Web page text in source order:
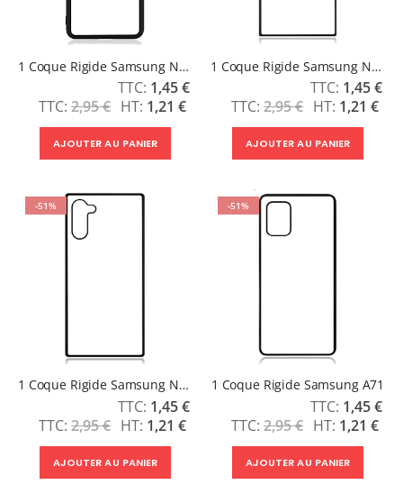
1 Coque Rigide Samsung Note 20
2,95 €
Prix
Spécial
1,45 €
1,21 €
AJOUTER AU PANIER
1 Coque Rigide Samsung Note 10 Plus
2,95 €
Prix
Spécial
1,45 €
1,21 €
AJOUTER AU PANIER
-51%
1 Coque Rigide Samsung Note 10
2,95 €
Prix
Spécial
1,45 €
1,21 €
AJOUTER AU PANIER
-51%
1 Coque Rigide Samsung A71
2,95 €
Prix
Spécial
1,45 €
1,21 €
AJOUTER AU PANIER